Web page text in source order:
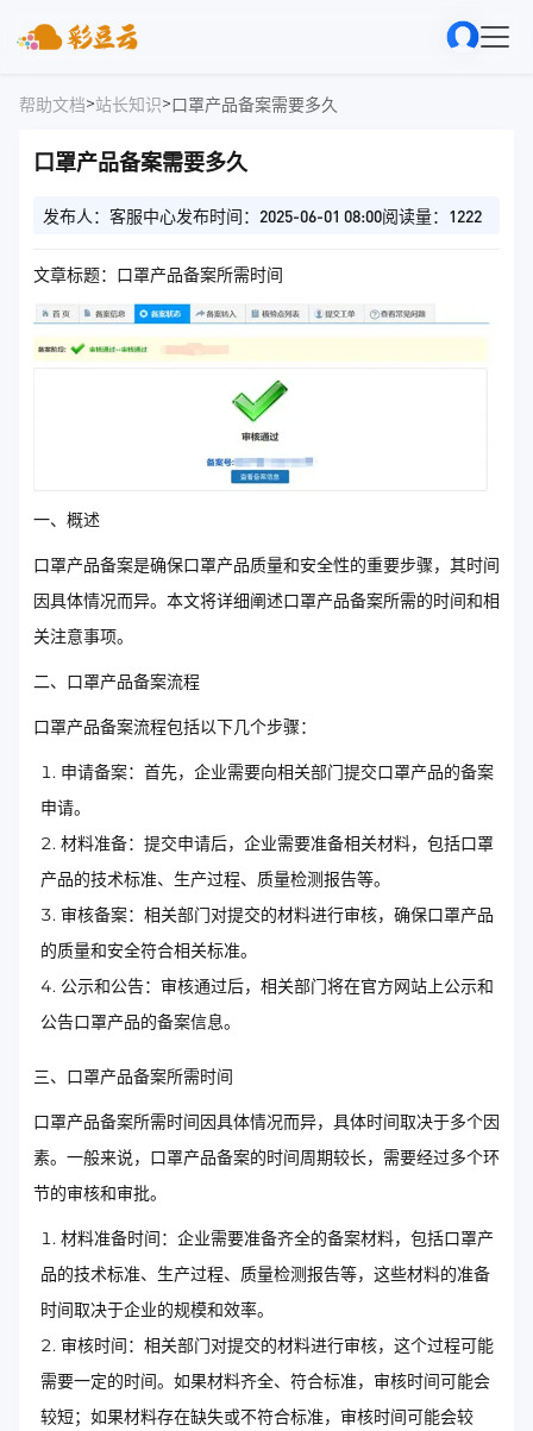
帮助文档>站长知识>口罩产品备案需要多久
口罩产品备案需要多久
发布人：客服中心发布时间：2025-06-01 08:00阅读量：1222
文章标题：口罩产品备案所需时间
一、概述
口罩产品备案是确保口罩产品质量和安全性的重要步骤，其时间
因具体情况而异。本文将详细阐述口罩产品备案所需的时间和相
关注意事项。
二、口罩产品备案流程
口罩产品备案流程包括以下几个步骤：
申请备案：首先，企业需要向相关部门提交口罩产品的备案
申请。
材料准备：提交申请后，企业需要准备相关材料，包括口罩
产品的技术标准、生产过程、质量检测报告等。
审核备案：相关部门对提交的材料进行审核，确保口罩产品
的质量和安全符合相关标准。
公示和公告：审核通过后，相关部门将在官方网站上公示和
公告口罩产品的备案信息。
三、口罩产品备案所需时间
口罩产品备案所需时间因具体情况而异，具体时间取决于多个因
素。一般来说，口罩产品备案的时间周期较长，需要经过多个环
节的审核和审批。
材料准备时间：企业需要准备齐全的备案材料，包括口罩产
品的技术标准、生产过程、质量检测报告等，这些材料的准备
时间取决于企业的规模和效率。
审核时间：相关部门对提交的材料进行审核，这个过程可能
需要一定的时间。如果材料齐全、符合标准，审核时间可能会
较短；如果材料存在缺失或不符合标准，审核时间可能会较